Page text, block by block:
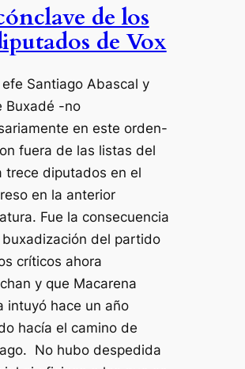
de los
de Vox
efe Santiago Abascal y
Buxadé -no
en este orden-
fuera de las listas del
trece diputados en el
en la anterior
Fue la consecuencia
del partido
críticos ahora
y que Macarena
intuyó hace un año
hacía el camino de
No hubo despedida